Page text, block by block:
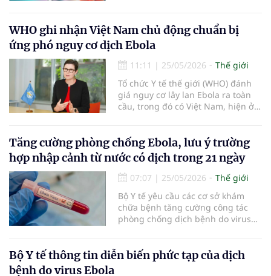
truyền qua biên giới. Hiện, bệnh
chưa có vaccine hoặc phương
pháp điều trị nào được phê duyệt.
WHO ghi nhận Việt Nam chủ động chuẩn bị
ứng phó nguy cơ dịch Ebola
11:11 | 25/05/2026
Thế giới
Tổ chức Y tế thế giới (WHO) đánh
giá nguy cơ lây lan Ebola ra toàn
cầu, trong đó có Việt Nam, hiện ở
việc tăng cường giám sát, truyền
thông nguy cơ và chuẩn bị năng
lực ứng phó trước diễn biến phức
tạp của đợt bùng phát bệnh do
virus Bundibugyo tại châu Phi.
Tăng cường phòng chống Ebola, lưu ý trường
hợp nhập cảnh từ nước có dịch trong 21 ngày
07:07 | 25/05/2026
Thế giới
Bộ Y tế yêu cầu các cơ sở khám
chữa bệnh tăng cường công tác
phòng chống dịch bệnh do virus
đang có dịch bệnh này trong vòng
Bộ Y tế thông tin diễn biến phức tạp của dịch
bệnh do virus Ebola